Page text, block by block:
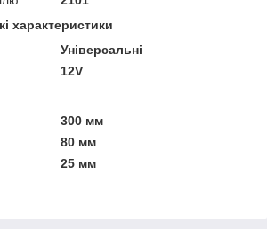
характеристики
Універсальні
12V
300 мм
80 мм
25 мм